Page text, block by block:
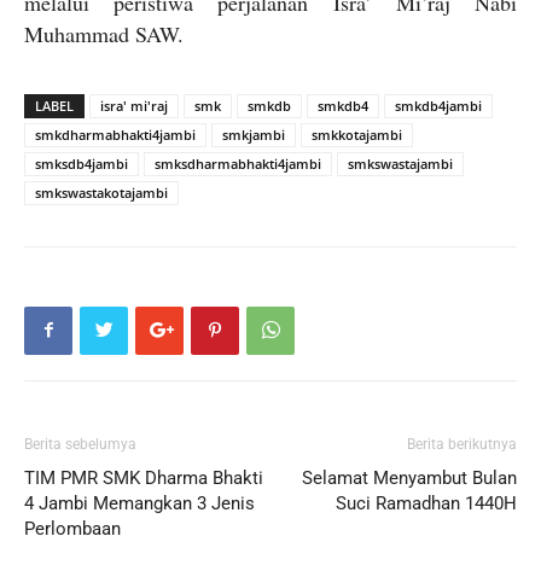
Muhammad SAW.
LABEL isra' mi'raj smk smkdb smkdb4
smkdb4jambi
smkdharmabhakti4jambi
smkjambi
smkkotajambi
smksdb4jambi
smksdharmabhakti4jambi
smkswastajambi
smkswastakotajambi
Berita sebelumya
TIM PMR SMK Dharma Bhakti
4 Jambi Memangkan 3 Jenis
Perlombaan
Berita berikutnya
Selamat Menyambut Bulan
Suci Ramadhan 1440H